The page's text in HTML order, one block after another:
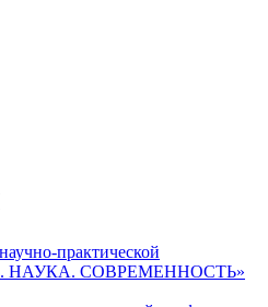
практической
НАУКА. СОВРЕМЕННОСТЬ»